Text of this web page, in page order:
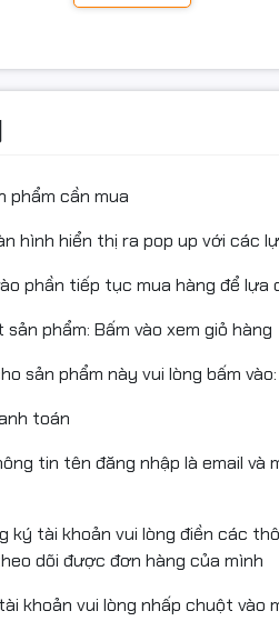
5%
75% chi phí in ấn, bản in sắc
miễn phí tại nội thành Hà Nội,
phẩm cần mua
hình hiển thị ra pop up với các
phần tiếp tục mua hàng để lựa
phẩm: Bấm vào xem giỏ hàng
sản phẩm này vui lòng bấm
toán
tin tên đăng nhập là email
ký tài khoản vui lòng điền các
dõi được đơn hàng của mình
khoản vui lòng nhấp chuột